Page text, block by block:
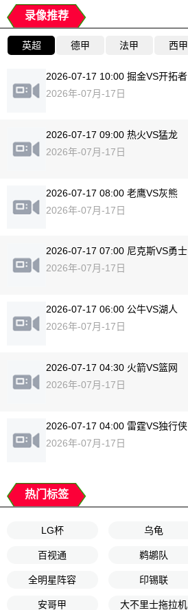
录像推荐
英超 德甲 法甲 西甲
2026-07-17 10:00 掘金VS开拓者
2026年-07月-17日
2026-07-17 09:00 热火VS猛龙
2026年-07月-17日
2026-07-17 08:00 老鹰VS灰熊
2026年-07月-17日
2026-07-17 07:00 尼克斯VS勇士
2026年-07月-17日
2026-07-17 06:00 公牛VS湖人
2026年-07月-17日
2026-07-17 04:30 火箭VS篮网
2026年-07月-17日
2026-07-17 04:00 雷霆VS独行侠
2026年-07月-17日
热门标签
LG杯 乌龟
百视通 鹈鹕队
全明星阵容 印锡联
安哥甲 大不里士拖拉机